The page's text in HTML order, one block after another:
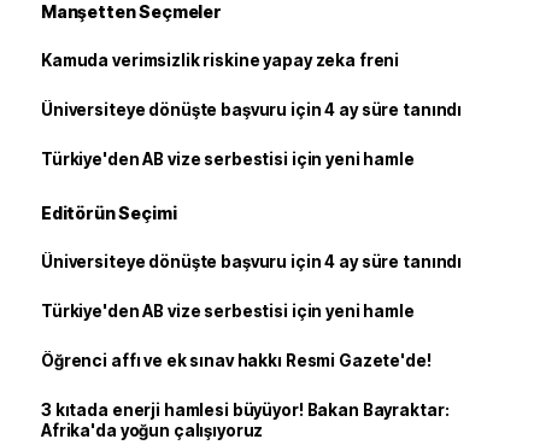
Manşetten Seçmeler
Kamuda verimsizlik riskine yapay zeka freni
Üniversiteye dönüşte başvuru için 4 ay süre tanındı
Türkiye'den AB vize serbestisi için yeni hamle
Editörün Seçimi
Üniversiteye dönüşte başvuru için 4 ay süre tanındı
Türkiye'den AB vize serbestisi için yeni hamle
Öğrenci affı ve ek sınav hakkı Resmi Gazete'de!
3 kıtada enerji hamlesi büyüyor! Bakan Bayraktar:
Afrika'da yoğun çalışıyoruz